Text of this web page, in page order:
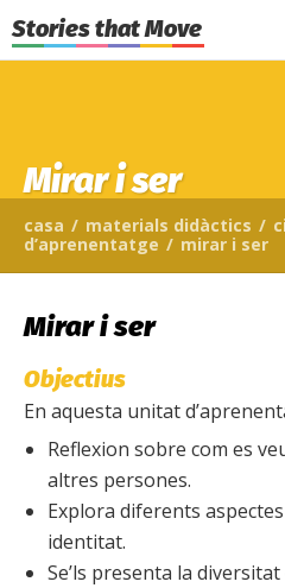
Stories that Move
Mirar i ser
casa / materials didàctics /
d’aprenentatge / mirar i ser
Mirar i ser
Objectius
En aquesta unitat
Reflexion sobre com es
altres persones.
Explora diferents
identitat.
Se’ls presenta la